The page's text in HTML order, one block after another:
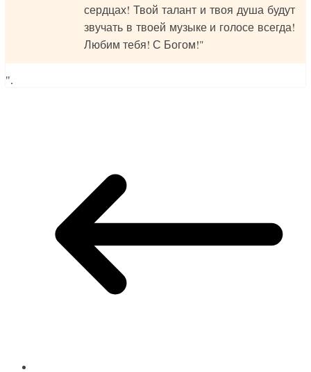
сердцах! Твой талант и твоя душа будут
звучать в твоей музыке и голосе всегда!
Любим тебя! С Богом!"
".